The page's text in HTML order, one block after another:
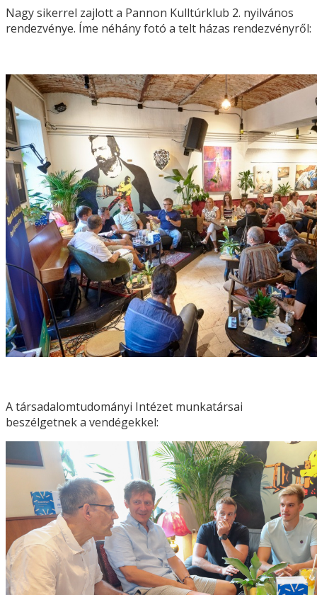
Nagy sikerrel zajlott a Pannon Kulltúrklub 2. nyilvános
rendezvénye. Íme néhány fotó a telt házas rendezvényről:
A társadalomtudományi Intézet munkatársai
beszélgetnek a vendégekkel: